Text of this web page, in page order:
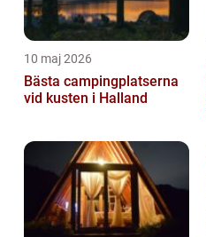
10 maj 2026
Bästa campingplatserna
vid kusten i Halland